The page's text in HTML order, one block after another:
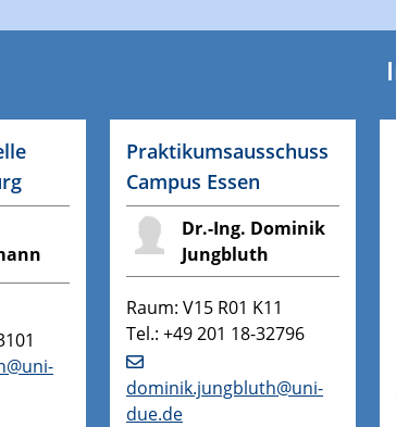
Praktikumsausschuss
Campus Essen
Dr.-Ing. Dominik
Jungbluth
Raum: V15 R01 K11
Tel.: +49 201 18-32796
dominik.jungbluth@uni-
due.de